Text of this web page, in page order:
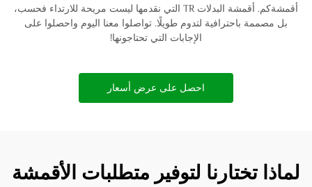
أقمشةكم. أقمشة البدلات TR التي نقدمها ليست مريحة للارتداء فحسب،
بل مصممة باحترافية لتدوم طويلًا. تواصلوا معنا اليوم واحصلوا على
الإجابات التي تحتاجونها!
احصل على عرض أسعار
لماذا تختارنا لتوفير متطلبات الأقمشة